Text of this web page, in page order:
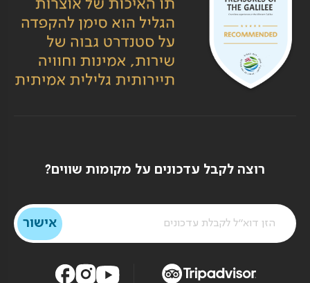
רוצה לקבל עדכונים על מקומות שווים?